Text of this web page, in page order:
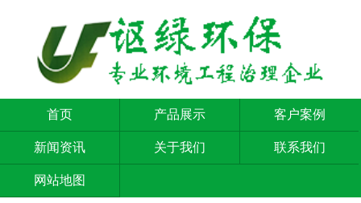
首页 产品展示 客户案例
新闻资讯 关于我们 联系我们
网站地图